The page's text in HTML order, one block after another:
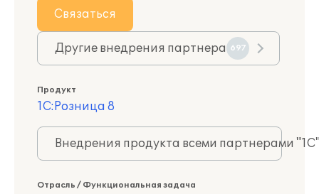
Связаться
Другие внедрения партнера 697
Продукт
1С:Розница 8
Внедрения продукта всеми партнерами
Отрасль / Функциональная задача